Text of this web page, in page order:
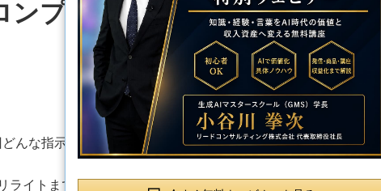
プト7選｜記事企画・構
0 views
んな指示を出せばよいのか分からない」
ライトまで、ブログ制作で使えるプロンプトを知りた